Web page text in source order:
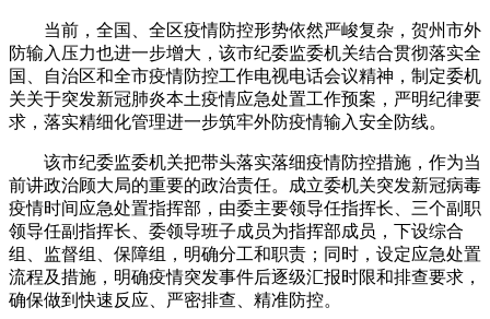
当前，全国、全区疫情防控形势依然严峻复杂，贺州市外
防输入压力也进一步增大，该市纪委监委机关结合贯彻落实全
国、自治区和全市疫情防控工作电视电话会议精神，制定委机
关关于突发新冠肺炎本土疫情应急处置工作预案，严明纪律要
求，落实精细化管理进一步筑牢外防疫情输入安全防线。
该市纪委监委机关把带头落实落细疫情防控措施，作为当
前讲政治顾大局的重要的政治责任。成立委机关突发新冠病毒
疫情时间应急处置指挥部，由委主要领导任指挥长、三个副职
领导任副指挥长、委领导班子成员为指挥部成员，下设综合
组、监督组、保障组，明确分工和职责；同时，设定应急处置
流程及措施，明确疫情突发事件后逐级汇报时限和排查要求，
确保做到快速反应、严密排查、精准防控。